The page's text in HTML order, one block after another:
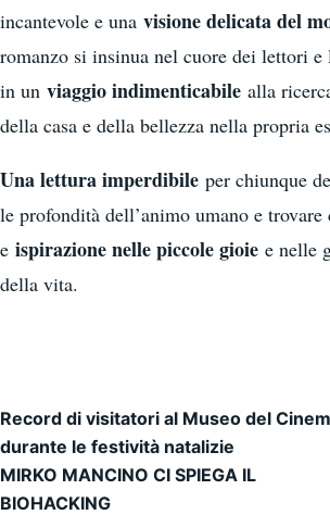
incantevole e una visione delicata del
romanzo si insinua nel cuore dei lettori e
in un viaggio indimenticabile alla
della casa e della bellezza nella propria
Una lettura imperdibile per chiunque
le profondità dell’animo umano e trovare
e ispirazione nelle piccole gioie e nelle
della vita.
Navigazione articoli
Record di visitatori al Museo del
durante le festività natalizie
MIRKO MANCINO CI SPIEGA IL
BIOHACKING